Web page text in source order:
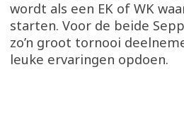
wordt als een EK of WK
starten. Voor de beide
zo’n groot tornooi
leuke ervaringen opdoen.